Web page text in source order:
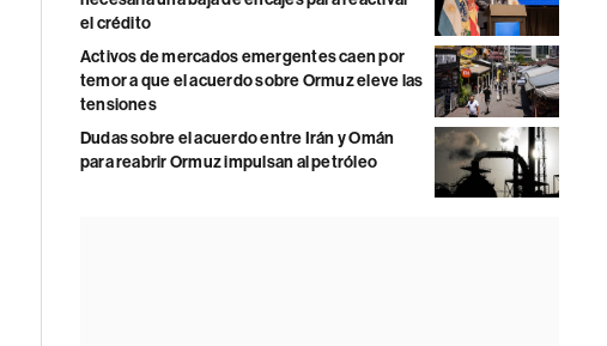
el crédito
Activos de mercados emergentes caen por
temor a que el acuerdo sobre Ormuz eleve las
tensiones
Dudas sobre el acuerdo entre Irán y Omán
para reabrir Ormuz impulsan al petróleo